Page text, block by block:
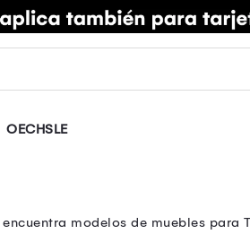
OECHSLE
modelos de muebles